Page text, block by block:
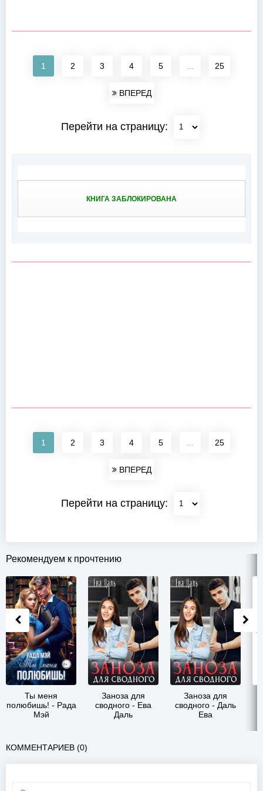
1 2 3 4 5 25
ВПЕРЕД
Перейти на страницу:
КНИГА ЗАБЛОКИРОВАНА
1 2 3 4 5 25
ВПЕРЕД
Перейти на страницу:
Рекомендуем к прочтению
Ты меня
полюбишь! - Рада
Мэй
Заноза для
сводного - Ева
Даль
Заноза для
сводного - Даль
Ева
КОММЕНТАРИЕВ (0)